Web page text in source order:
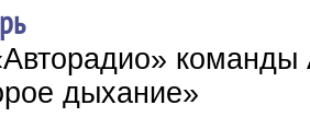
дыхание»